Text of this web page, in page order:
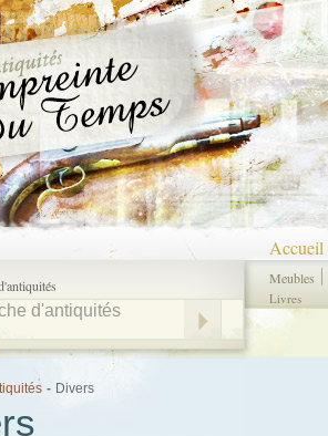
Accueil
Meubles
Livres
- Divers